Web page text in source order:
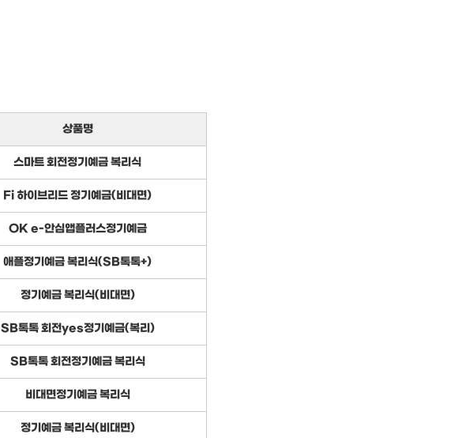
상품명
스마트 회전정기예금 복리식
Fi 하이브리드 정기예금(비대면)
OK e-안심앱플러스정기예금
애플정기예금 복리식(SB톡톡+)
정기예금 복리식(비대면)
SB톡톡 회전yes정기예금(복리)
SB톡톡 회전정기예금 복리식
비대면정기예금 복리식
정기예금 복리식(비대면)